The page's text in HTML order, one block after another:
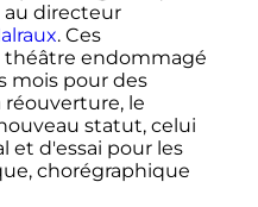
au directeur
. Ces
endommagé
mois pour des
réouverture, le
statut, celui
et d'essai pour les
chorégraphique